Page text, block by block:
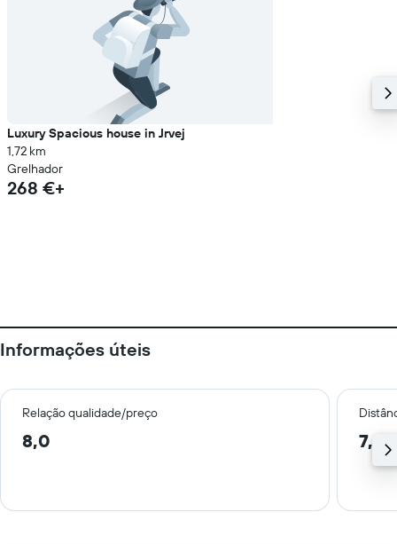
Luxury Spacious house in Jrvej
1,72 km
Grelhador
268 €+
Informações úteis
Relação qualidade/preço
8,0 7,7